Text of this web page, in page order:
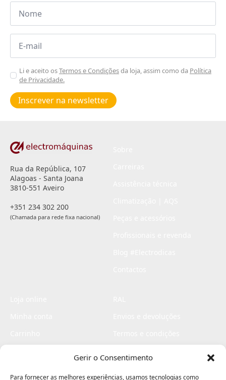
Gerir o Consentimento
Para fornecer as melhores experiências, usamos tecnologias como
Nome
Email
Aceitar
Poiticas
de
privacidade
Li e aceito osTermos e Condiçõesda loja, assim como da Política
de Privacidade.
Inscrever na newsletter
Rua da República, 107
Alagoas - Santa Joana
3810-551 Aveiro
+351 234 302 200
(Chamada para rede fixa nacional)